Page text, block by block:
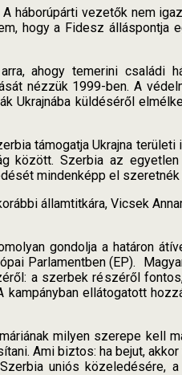
háborúpárti vezetők nem
hogy a Fidesz álláspontja
ahogy temerini családi
nézzük 1999-ben. A
Ukrajnába küldéséről
támogatja Ukrajna
között. Szerbia az
mindenképp el
államtitkára, Vicsek
gondolja a határon
Parlamentben (EP).
a szerbek részéről
ellátogatott
milyen szerepe kell
Ami biztos: ha bejut,
uniós közeledésére,